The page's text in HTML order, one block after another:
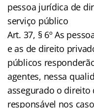
pessoa jurídica de
serviço público
Art. 37, § 6º As
e as de direito
públicos
agentes, nessa
assegurado o direito
responsável nos